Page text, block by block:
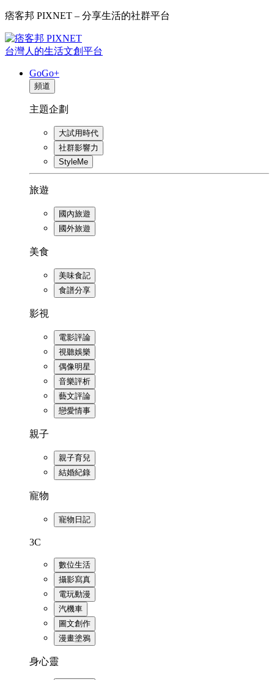
痞客邦 PIXNET – 分享生活的社群平台
台灣人的生活文創平台
GoGo+
頻道
主題企劃
大試用時代
社群影響力
StyleMe
旅遊
國內旅遊
國外旅遊
美食
美味食記
食譜分享
影視
電影評論
視聽娛樂
偶像明星
音樂評析
藝文評論
戀愛情事
親子
親子育兒
結婚紀錄
寵物
寵物日記
3C
數位生活
攝影寫真
電玩動漫
汽機車
圖文創作
漫畫塗鴉
身心靈